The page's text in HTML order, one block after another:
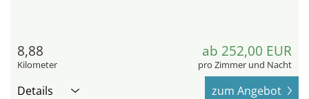
8,88
Kilometer
ab 252,00 EUR
pro Zimmer und Nacht
Details zum Angebot